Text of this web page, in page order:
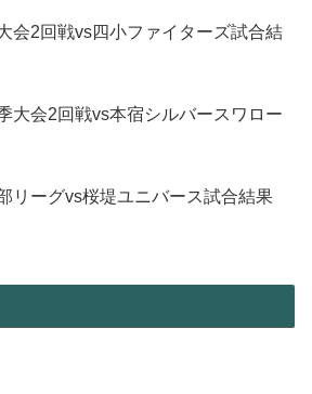
会2回戦vs四小ファイターズ試合結
大会2回戦vs本宿シルバースワロー
リーグvs桜堤ユニバース試合結果